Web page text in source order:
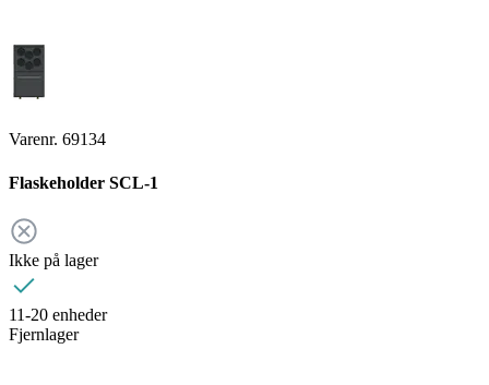
Varenr. 69134
Flaskeholder SCL-1
Ikke på lager
11-20 enheder
Fjernlager